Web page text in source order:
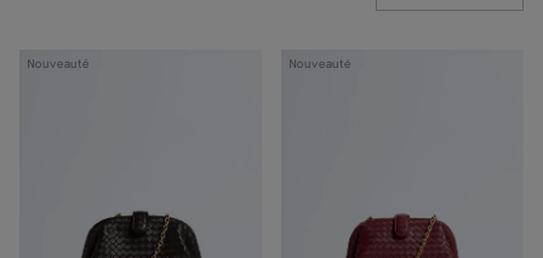
Nouveauté
Lauren
Nouveauté
Lauren